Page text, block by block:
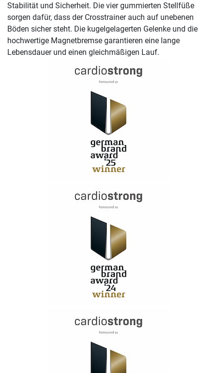
Stabilität und Sicherheit. Die vier gummierten Stellfüße
sorgen dafür, dass der Crosstrainer auch auf unebenen
Böden sicher steht. Die kugelgelagerten Gelenke und die
hochwertige Magnetbremse garantieren eine lange
Lebensdauer und einen gleichmäßigen Lauf.